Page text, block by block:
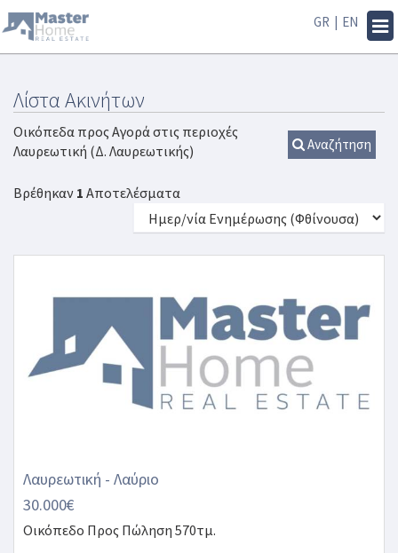
GR | EN
Λίστα Ακινήτων
Αναζήτηση
Οικόπεδα προς Αγορά στις περιοχές
Λαυρεωτική (Δ. Λαυρεωτικής)
Βρέθηκαν 1 Αποτελέσματα
Λαυρεωτική - Λαύριο
30.000€
Οικόπεδο Προς Πώληση 570τμ.